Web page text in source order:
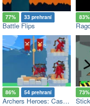
77% 33 prehraní
Battle Flips
83%
86% 54 prehraní
Archers Heroes: Castle War
73%